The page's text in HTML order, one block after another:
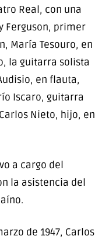
Real, con una
Ferguson, primer
María Tesouro, en
la guitarra solista
en flauta,
Iscaro, guitarra
Nieto, hijo, en
a cargo del
la asistencia del
de 1947, Carlos